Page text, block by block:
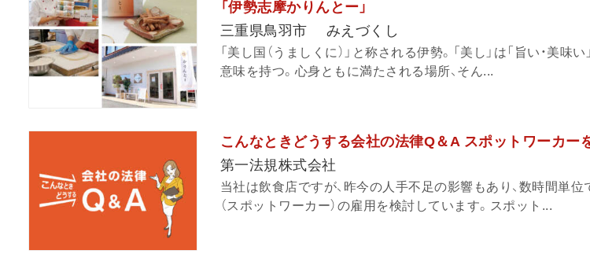
「伊勢志摩かりんとー」
三重県鳥羽市 みえづくし
「美し国（うましくに）」と称される伊勢。「美し」は「旨い・美味
意味を持つ。心身ともに満たされる場所、そん...
こんなときどうする会社の法律Q＆A スポットワーカー
第一法規株式会社
当社は飲食店ですが、昨今の人手不足の影響もあり、数時間単
（スポットワーカー）の雇用を検討しています。スポット...